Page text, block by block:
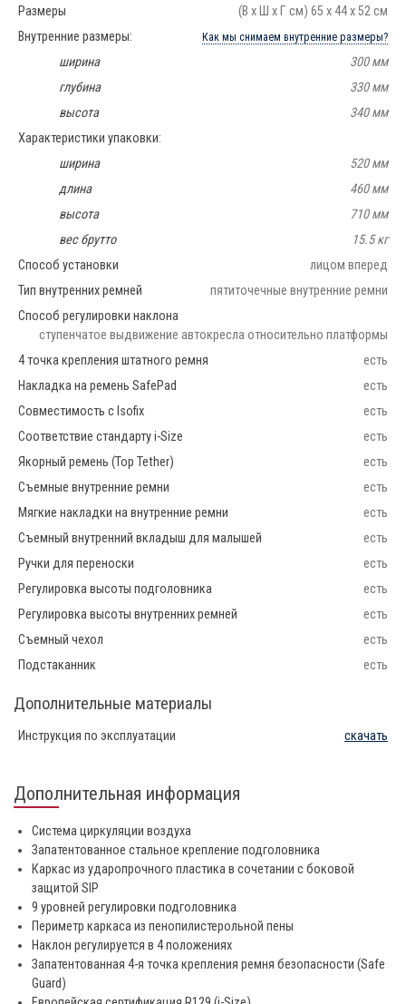
Размеры
(В х Ш х Г см) 65 x 44 x 52 см
Внутренние размеры:
Как мы снимаем внутренние размеры?
ширина
300 мм
глубина
330 мм
высота
340 мм
Характеристики упаковки:
ширина
520 мм
длина
460 мм
высота
710 мм
вес брутто
15.5 кг
Способ установки
лицом вперед
Тип внутренних ремней
пятиточечные внутренние ремни
Способ регулировки наклона
ступенчатое выдвижение автокресла относительно платформы
4 точка крепления штатного ремня
есть
Накладка на ремень SafePad
есть
Совместимость с Isofix
есть
Соответствие стандарту i-Size
есть
Якорный ремень (Top Tether)
есть
Съемные внутренние ремни
есть
Мягкие накладки на внутренние ремни
есть
Съемный внутренний вкладыш для малышей
есть
Ручки для переноски
есть
Регулировка высоты подголовника
есть
Регулировка высоты внутренних ремней
есть
Съемный чехол
есть
Подстаканник
есть
Дополнительные материалы
Инструкция по эксплуатации скачать
Дополнительная информация
Система циркуляции воздуха
Запатентованное стальное крепление подголовника
Каркас из ударопрочного пластика в сочетании с боковой
защитой SIP
9 уровней регулировки подголовника
Периметр каркаса из пенопилистерольной пены
Наклон регулируется в 4 положениях
Запатентованная 4-я точка крепления ремня безопасности (Safe
Guard)